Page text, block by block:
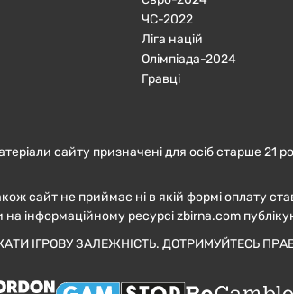
ЧC-2022
Ліга націй
Олімпіада-2024
Гравці
сайту призначені для осіб старше 21
сайт не приймає ні в якій формі оплату
інформаційному ресурсі zbirna.com
ІГРОВУ ЗАЛЕЖНІСТЬ. ДОТРИМУЙТЕСЬ